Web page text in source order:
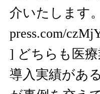
介いたします
press.com/
] どちらも医
導入実績があ